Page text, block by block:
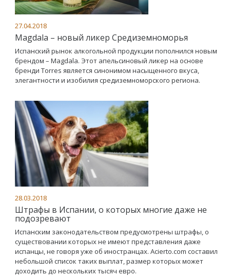
27.04.2018
Magdala – новый ликер Средиземноморья
Испанский рынок алкогольной продукции пополнился новым
брендом – Magdala. Этот апельсиновый ликер на основе
бренди Torres является синонимом насыщенного вкуса,
элегантности и изобилия средиземноморского региона.
28.03.2018
Штрафы в Испании, о которых многие даже не
подозревают
Испанским законодательством предусмотрены штрафы, о
существовании которых не имеют представления даже
испанцы, не говоря уже об иностранцах. Acierto.com составил
небольшой список таких выплат, размер которых может
доходить до нескольких тысяч евро.